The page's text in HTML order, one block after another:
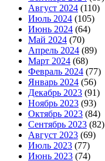
Август 2024 (110)
Июль 2024 (105)
Июнь 2024 (64)
Май 2024 (70)
Апрель 2024 (89)
Март 2024 (68)
Февраль 2024 (77)
Январь 2024 (56)
Декабрь 2023 (91)
Ноябрь 2023 (93)
Октябрь 2023 (84)
Сентябрь 2023 (82)
Август 2023 (69)
Июль 2023 (77)
Июнь 2023 (74)